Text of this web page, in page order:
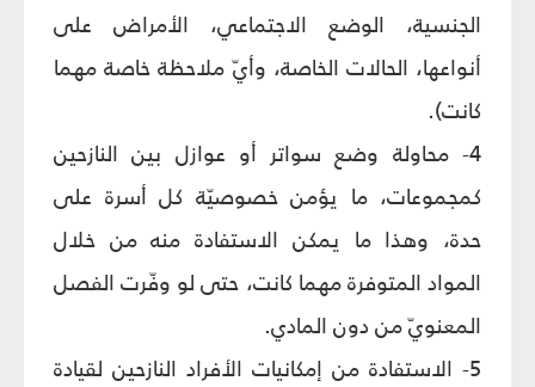
الجنسية، الوضع الاجتماعي، الأمراض على
أنواعها، الحالات الخاصة، وأيّ ملاحظة خاصة مهما
كانت).
4- محاولة وضع سواتر أو عوازل بين النازحين
كمجموعات، ما يؤمن خصوصيّة كل أسرة على
حدة، وهذا ما يمكن الاستفادة منه من خلال
المواد المتوفرة مهما كانت، حتى لو وفّرت الفصل
المعنويّ من دون المادي.
5- الاستفادة من إمكانيات الأفراد النازحين لقيادة